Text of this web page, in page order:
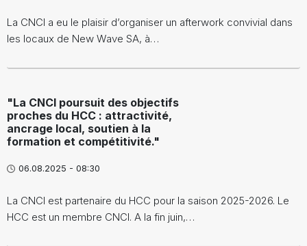
La CNCI a eu le plaisir d’organiser un afterwork convivial dans
les locaux de New Wave SA, à…
"La CNCI poursuit des objectifs
proches du HCC : attractivité,
ancrage local, soutien à la
formation et compétitivité."
06.08.2025 - 08:30
La CNCI est partenaire du HCC pour la saison 2025-2026. Le
HCC est un membre CNCI. A la fin juin,…